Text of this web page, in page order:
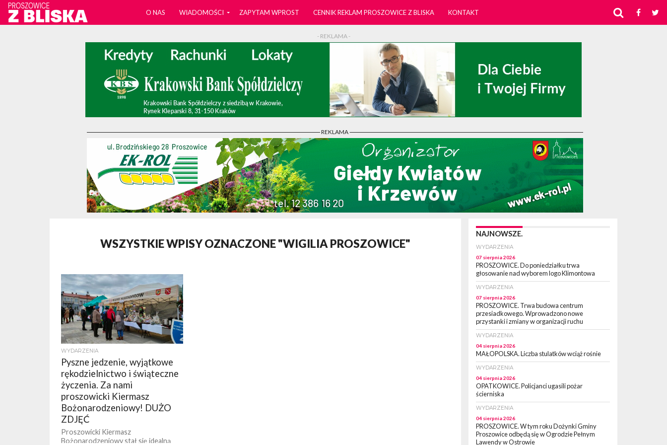
O NAS WIADOMOŚCI ZAPYTAM WPROST CENNIK REKLAM PROSZOWICE Z BLISKA KONTAKT
- REKLAMA -
- REKLAMA -
WSZYSTKIE WPISY OZNACZONE "WIGILIA PROSZOWICE"
WYDARZENIA
Pyszne jedzenie, wyjątkowe
rękodzielnictwo i świąteczne
życzenia. Za nami
proszowicki Kiermasz
Bożonarodzeniowy! DUŻO
ZDJĘĆ
Proszowicki Kiermasz
Bożonarodzeniowy stał się idealną
NAJNOWSZE.
WYDARZENIA
07 sierpnia 2026
PROSZOWICE. Do poniedziałku trwa
głosowanie nad wyborem logo Klimontowa
WYDARZENIA
07 sierpnia 2026
PROSZOWICE. Trwa budowa centrum
przesiadkowego. Wprowadzono nowe
przystanki i zmiany w organizacji ruchu
WYDARZENIA
04 sierpnia 2026
MAŁOPOLSKA. Liczba stulatków wciąż rośnie
WYDARZENIA
04 sierpnia 2026
OPATKOWICE. Policjanci ugasili pożar
ścierniska
WYDARZENIA
04 sierpnia 2026
PROSZOWICE. W tym roku Dożynki Gminy
Proszowice odbędą się w Ogrodzie Pełnym
Lawendy w Ostrowie